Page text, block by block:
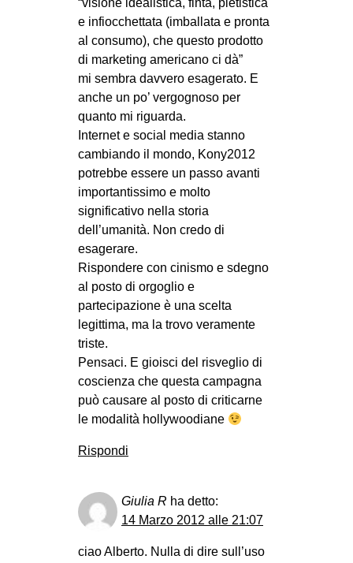
“visione idealistica, finta, pietistica
e infiocchettata (imballata e pronta
al consumo), che questo prodotto
di marketing americano ci dà”
mi sembra davvero esagerato. E
anche un po’ vergognoso per
quanto mi riguarda.
Internet e social media stanno
cambiando il mondo, Kony2012
potrebbe essere un passo avanti
importantissimo e molto
significativo nella storia
dell’umanità. Non credo di
esagerare.
Rispondere con cinismo e sdegno
al posto di orgoglio e
partecipazione è una scelta
legittima, ma la trovo veramente
triste.
Pensaci. E gioisci del risveglio di
coscienza che questa campagna
può causare al posto di criticarne
le modalità hollywoodiane
Rispondi
Giulia R ha detto:
14 Marzo 2012 alle 21:07
ciao Alberto. Nulla di dire sull’uso